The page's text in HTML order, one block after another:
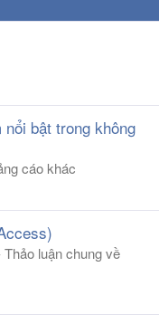
bật trong không
cáo khác
luận chung về